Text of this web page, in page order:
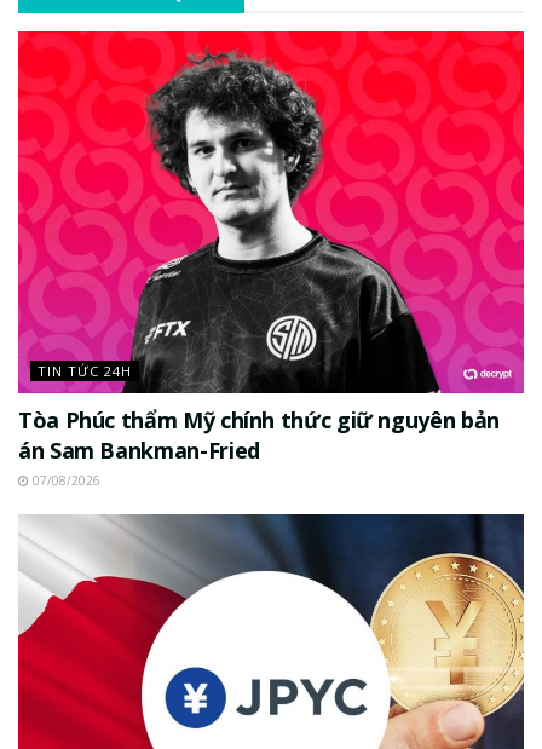
TIN TỨC 24H
Tòa Phúc thẩm Mỹ chính thức giữ nguyên bản
án Sam Bankman-Fried
07/08/2026